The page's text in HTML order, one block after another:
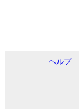
ヘルプ